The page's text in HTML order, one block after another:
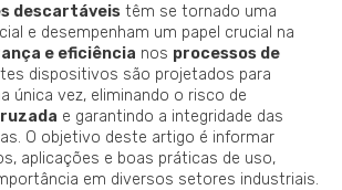
descartáveis têm se tornado uma
e desempenham um papel crucial na
e eficiência nos processos de
dispositivos são projetados para
única vez, eliminando o risco de
e garantindo a integridade das
O objetivo deste artigo é informar
aplicações e boas práticas de uso,
em diversos setores industriais.